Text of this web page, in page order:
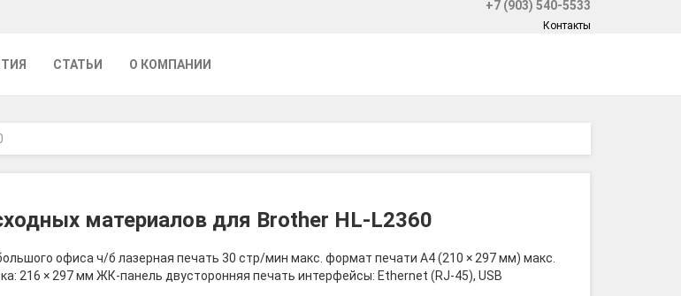
+7 (903) 540-5533
Контакты
СТАТЬИ О КОМПАНИИ
материалов для Brother HL-L2360
офиса ч/б лазерная печать 30 стр/мин макс. формат печати A4 (210 × 297 мм) макс.
216 × 297 мм ЖК-панель двусторонняя печать интерфейсы: Ethernet (RJ-45), USB